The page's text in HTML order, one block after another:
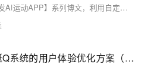
本文介绍了如何通过【一步步开发AI运动APP】系列博文，利用自定义姿态识别检测技术开发高性能的AI运动应用。核心内容包括：1) 自定义姿态识别检测，满足人像入镜、动作开始/停止等需求；2) Pose-Calc引擎详解，支持角度匹配、逻辑运算等多种人体分析规则；3) 姿态检测规则编写与执行方法；4) 完整示例展示左右手平举姿态检测。通过这些技术，开发者可轻松实现定制化运动分析功能。
实现“永久登录”：针对蜻蜓Q系统的用户体验优化方案（前端uni-app+后端Laravel详解）-优雅草卓伊凡